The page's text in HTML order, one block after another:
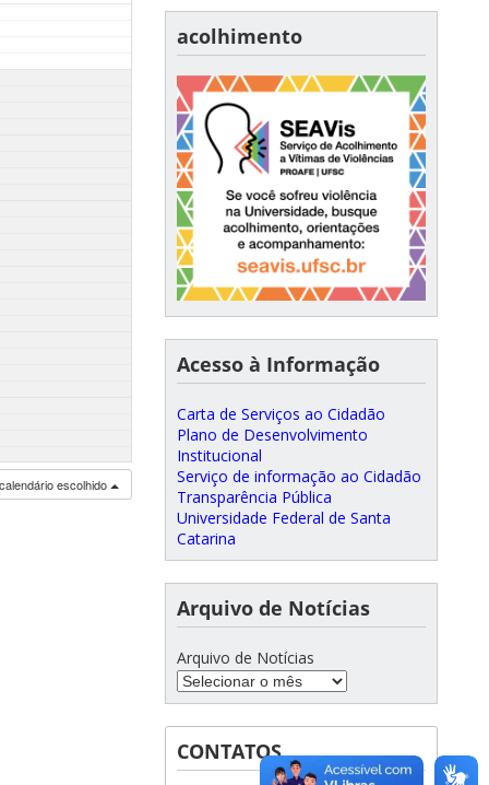
escolhido
acolhimento
Acesso à Informação
Carta de Serviços ao Cidadão
Plano de Desenvolvimento
Institucional
Serviço de informação ao Cidadão
Transparência Pública
Universidade Federal de Santa
Catarina
Arquivo de Notícias
Arquivo de Notícias
CONTATOS